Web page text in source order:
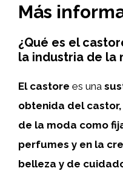
Más
¿Qué es el
la industria de la
El castore es una
obtenida del castor
de la moda como
perfumes y en la
belleza y de